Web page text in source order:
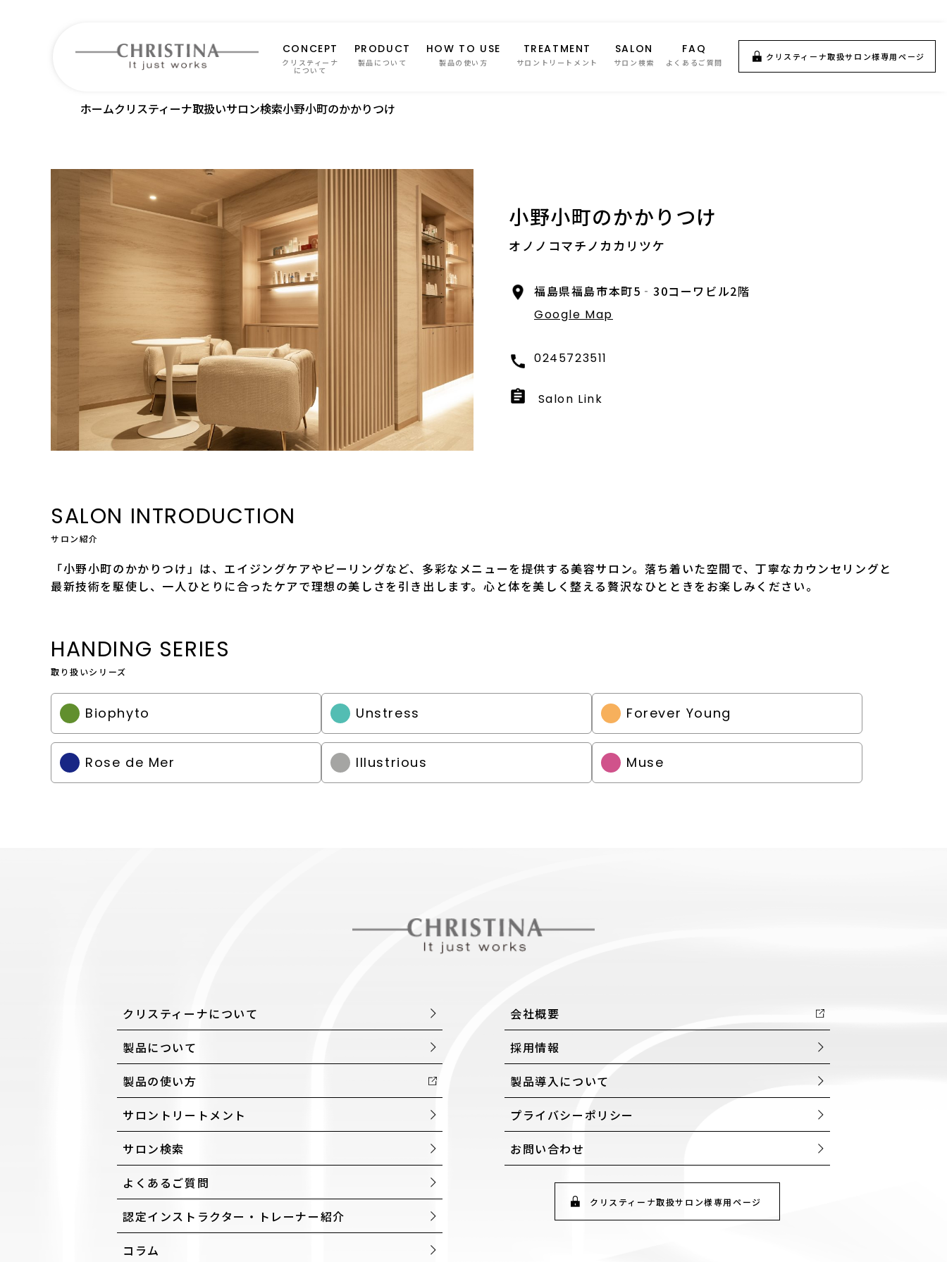
CONCEPT
クリスティーナ
について
PRODUCT
製品について
HOW TO USE
製品の使い方
TREATMENT
サロントリートメント
SALON
サロン検索
FAQ
よくあるご質問
クリスティーナ取扱サロン様専用ページ
ホームクリスティーナ取扱いサロン検索小野小町のかかりつけ
小野小町のかかりつけ
オノノコマチノカカリツケ
福島県福島市本町5‐30コーワビル2階
Google Map
0245723511
Salon Link
SALON INTRODUCTION
サロン紹介
「小野小町のかかりつけ」は、エイジングケアやピーリングなど、多彩なメニューを提供する美容サロン。落ち着いた空間で、丁寧なカウンセリングと
最新技術を駆使し、一人ひとりに合ったケアで理想の美しさを引き出します。心と体を美しく整える贅沢なひとときをお楽しみください。
HANDING SERIES
取り扱いシリーズ
Biophyto Unstress Forever Young
Rose de Mer Illustrious Muse
クリスティーナについて
製品について
製品の使い方
サロントリートメント
サロン検索
よくあるご質問
認定インストラクター・トレーナー紹介
コラム
会社概要
採用情報
製品導入について
プライバシーポリシー
お問い合わせ
クリスティーナ取扱サロン様専用ページ